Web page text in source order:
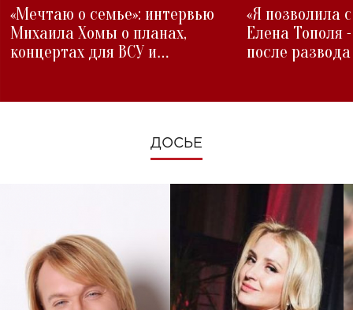
«Мечтаю о семье»: интервью
Михаила Хомы о планах,
концертах для ВСУ и
«Я позволила
Елена Тополя
после развода
ДОСЬЕ